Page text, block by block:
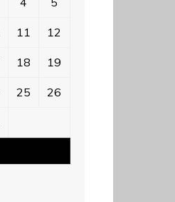
11 12
18 19
25 26